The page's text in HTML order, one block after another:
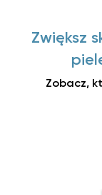
Zwiększ
Zobacz,